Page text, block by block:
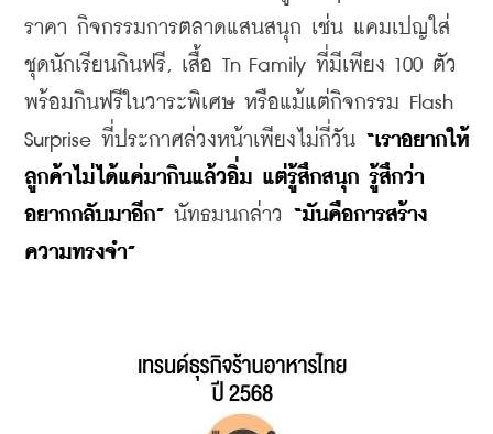
ราคา กิจกรรมการตลาดแสนสนุก เช่น แคมเปญใส่
ชุดนักเรียนกินฟรี, เสื้อ Tn Family ที่มีเพียง 100 ตัว
พร้อมกินฟรีในวาระพิเศษ หรือแม้แต่กิจกรรม Flash
Surprise ที่ประกาศล่วงหน้าเพียงไม่กี่วัน “เราอยากให้
ลูกค้าไม่ได้แค่มากินแล้วอิ่ม แต่รู้สึกสนุก รู้สึกว่า
อยากกลับมาอีก” นัทธมนกล่าว “มันคือการสร้าง
ความทรงจำ”